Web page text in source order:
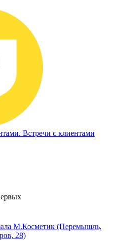
Встречи с клиентами
М.Косметик (Перемышль,
28)